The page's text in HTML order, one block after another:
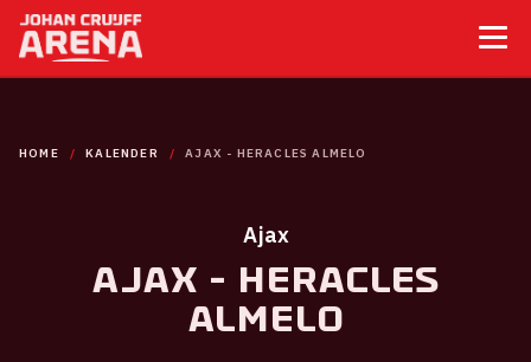
HOME KALENDER AJAX - HERACLES ALMELO
Ajax
Ajax - Heracles
Almelo